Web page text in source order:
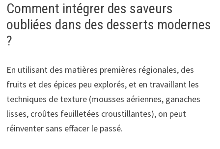
Comment intégrer des saveurs
oubliées dans des desserts modernes
?
En utilisant des matières premières régionales, des
fruits et des épices peu explorés, et en travaillant les
techniques de texture (mousses aériennes, ganaches
lisses, croûtes feuilletées croustillantes), on peut
réinventer sans effacer le passé.